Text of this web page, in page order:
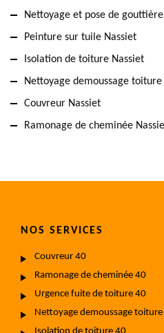
Nettoyage et pose de
Peinture sur tuile Nassiet
Isolation de toiture Nassiet
Nettoyage demoussage toiture
Couvreur Nassiet
Ramonage de cheminée
NOS SERVICES
Couvreur 40
Ramonage de cheminée 40
Urgence fuite de toiture 40
Nettoyage demoussage